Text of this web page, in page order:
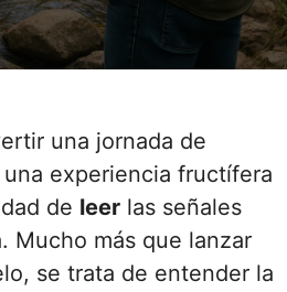
experiencia fructífera
de leer las señales
Mucho más que lanzar
se trata de entender la